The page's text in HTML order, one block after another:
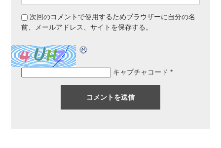
次回のコメントで使用するためブラウザーに自分の名
前、メールアドレス、サイトを保存する。
キャプチャコード *